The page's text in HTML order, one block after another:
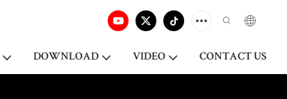
DOWNLOAD VIDEO CONTACT US